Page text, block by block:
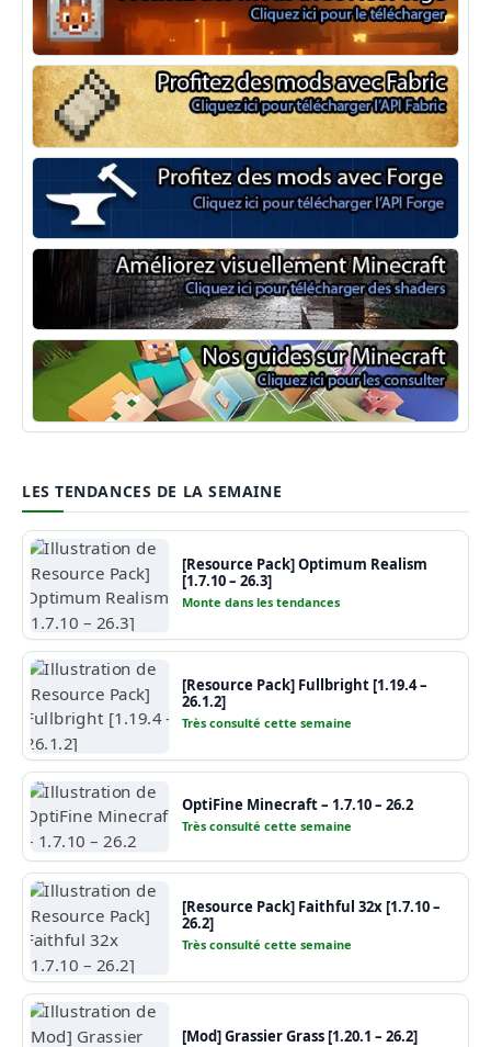
NeoForge
Minecraft Fabric
Minecraft Forge
Shaders Minecraft
Guide Minecraft
LES TENDANCES DE LA SEMAINE
[Resource Pack] Optimum Realism
[1.7.10 – 26.3]
Monte dans les tendances
[Resource Pack] Fullbright [1.19.4 –
26.1.2]
Très consulté cette semaine
OptiFine Minecraft – 1.7.10 – 26.2
Très consulté cette semaine
[Resource Pack] Faithful 32x [1.7.10 –
26.2]
Très consulté cette semaine
[Mod] Grassier Grass [1.20.1 – 26.2]